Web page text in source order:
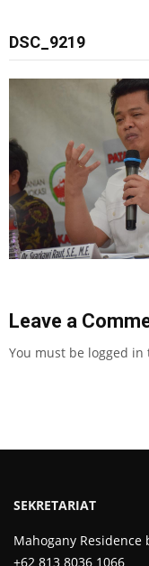
DSC_9219
Leave a
You must be logged in
SEKRETARIAT
Mahogany Residence
+62 813 8036 1066